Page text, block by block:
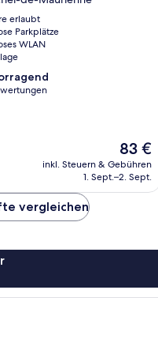
erlaubt
Parkplätze
WLAN
Der
Preis
beträgt
83 €
inkl. Steuern & Gebühren
1. Sept.–2. Sept.
vergleichen